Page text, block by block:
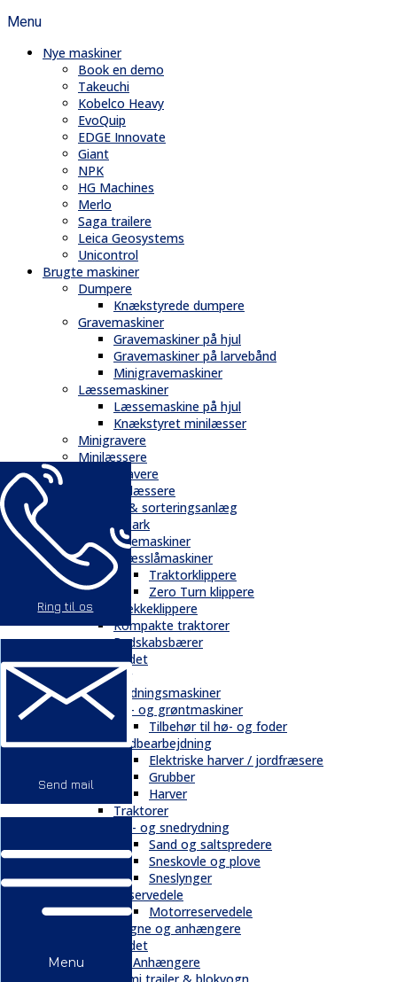
Ring til os
Send mail
Menu
Menu
Nye maskiner
Book en demo
Takeuchi
Kobelco Heavy
EvoQuip
EDGE Innovate
Giant
NPK
HG Machines
Merlo
Saga trailere
Leica Geosystems
Unicontrol
Brugte maskiner
Dumpere
Knækstyrede dumpere
Gravemaskiner
Gravemaskiner på hjul
Gravemaskiner på larvebånd
Minigravemaskiner
Læssemaskiner
Læssemaskine på hjul
Knækstyret minilæsser
Minigravere
Minilæssere
Rendegravere
Teleskoplæssere
Knusere & sorteringsanlæg
Have & Park
Fejemaskiner
Græsslåmaskiner
Traktorklippere
Zero Turn klippere
Hækkeklippere
Kompakte traktorer
Redskabsbærer
Andet
Landbrug
Gødningsmaskiner
Hø- og grøntmaskiner
Tilbehør til hø- og foder
Jordbearbejdning
Elektriske harver / jordfræsere
Grubber
Harver
Traktorer
Vej- og snedrydning
Sand og saltspredere
Sneskovle og plove
Sneslynger
Reservedele
Motorreservedele
Vogne og anhængere
Andet
Trailere / Anhængere